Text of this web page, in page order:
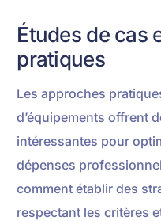
Études de cas
pratiques
Les approches
d’équipements offrent
intéressantes pour
dépenses
comment établir des
respectant les critères